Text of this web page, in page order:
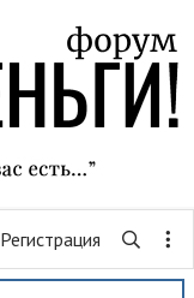
Регистрация